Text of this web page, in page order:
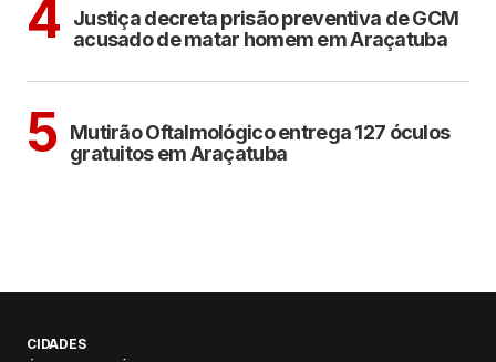
4
Justiça decreta prisão preventiva de GCM
acusado de matar homem em Araçatuba
5 Mutirão Oftalmológico entrega 127 óculos
gratuitos em Araçatuba
CIDADES